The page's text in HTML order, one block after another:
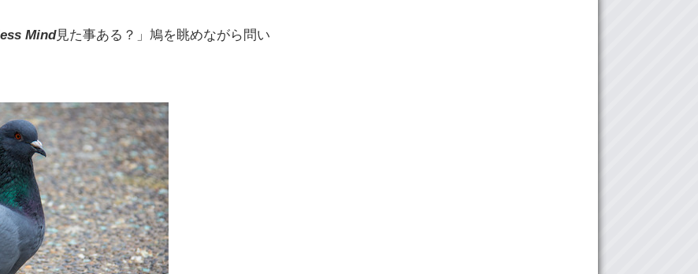
Mind見た事ある？」鳩を眺めながら問い